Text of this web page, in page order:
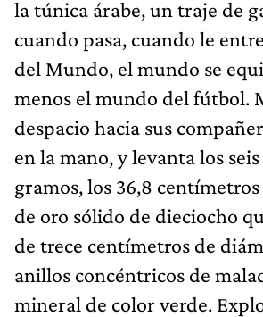
la túnica árabe, un traje de
cuando pasa, cuando le
del Mundo, el mundo se
menos el mundo del fútbol.
despacio hacia sus
en la mano, y levanta los
gramos, los 36,8
de oro sólido de dieciocho
de trece centímetros de
anillos concéntricos de
mineral de color verde.